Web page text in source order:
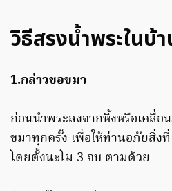
วิธีสรงน้ำพระในบ้
1.กล่าวขอขมา
ก่อนนำพระลงจากหิ้งหรือเคลื่อ
ขมาทุกครั้ง เพื่อให้ท่านอภัยสิ่งที่
โดยตั้งนะโม 3 จบ ตามด้วย